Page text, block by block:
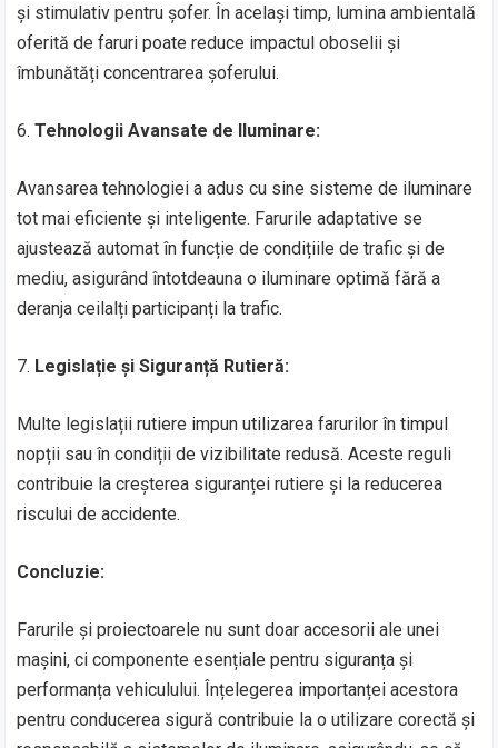
și stimulativ pentru șofer. În același timp, lumina ambientală
oferită de faruri poate reduce impactul oboselii și
îmbunătăți concentrarea șoferului.
6.Tehnologii Avansate de Iluminare:
Avansarea tehnologiei a adus cu sine sisteme de iluminare
tot mai eficiente și inteligente. Farurile adaptative se
ajustează automat în funcție de condițiile de trafic și de
mediu, asigurând întotdeauna o iluminare optimă fără a
deranja ceilalți participanți la trafic.
7. Legislație și Siguranță Rutieră:
Multe legislații rutiere impun utilizarea farurilor în timpul
nopții sau în condiții de vizibilitate redusă. Aceste reguli
contribuie la creșterea siguranței rutiere și la reducerea
riscului de accidente.
Concluzie:
Farurile și proiectoarele nu sunt doar accesorii ale unei
mașini, ci componente esențiale pentru siguranța și
performanța vehiculului. Înțelegerea importanței acestora
pentru conducerea sigură contribuie la o utilizare corectă și